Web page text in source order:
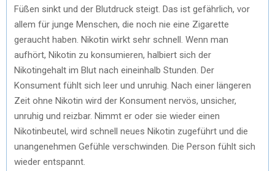
Füßen sinkt und der Blutdruck steigt. Das ist gefährlich, vor
allem für junge Menschen, die noch nie eine Zigarette
geraucht haben. Nikotin wirkt sehr schnell. Wenn man
aufhört, Nikotin zu konsumieren, halbiert sich der
Nikotingehalt im Blut nach eineinhalb Stunden. Der
Konsument fühlt sich leer und unruhig. Nach einer längeren
Zeit ohne Nikotin wird der Konsument nervös, unsicher,
unruhig und reizbar. Nimmt er oder sie wieder einen
Nikotinbeutel, wird schnell neues Nikotin zugeführt und die
unangenehmen Gefühle verschwinden. Die Person fühlt sich
wieder entspannt.